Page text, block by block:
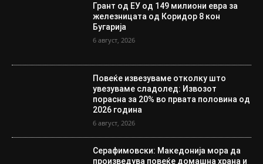
Грант од ЕУ од 149 милиони евра за
железницата од Коридор 8 кон
Бугарија
6 август, 2026
Повеќе извезуваме отколку што
увезуваме сладолед: Извозот
порасна за 20% во првата половина од
2026 година
6 август, 2026
Серафимовски: Македонија мора да
произведува повеќе домашна храна и